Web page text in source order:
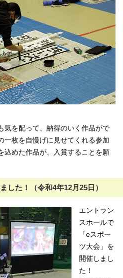
気を配って、納得のいく作品がで
一枚を自慢げに見せてくれる参加
込めた作品が、入賞することを願
した！（令和4年12月25日）
エントラン
スホールで
「eスポー
ツ大会」を
開催しまし
た！